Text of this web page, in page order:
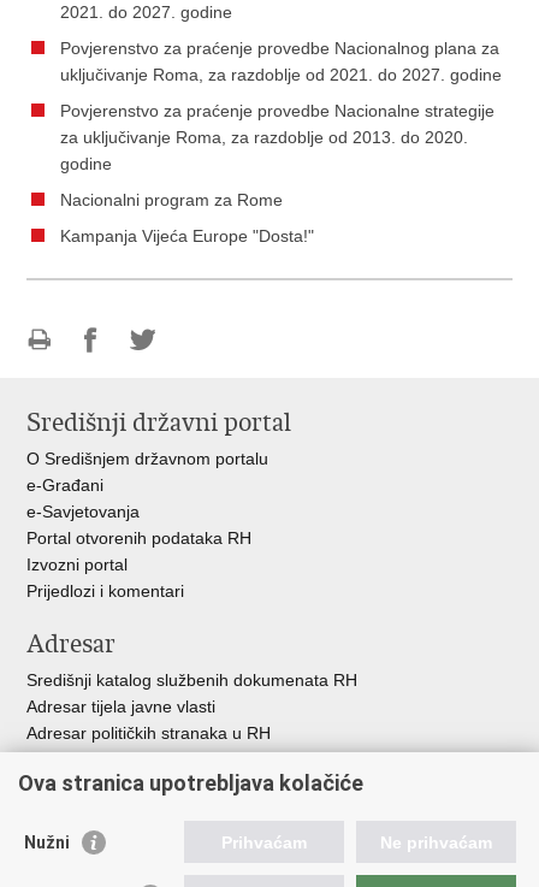
2021. do 2027. godine
Povjerenstvo za praćenje provedbe Nacionalnog plana za
uključivanje Roma, za razdoblje od 2021. do 2027. godine
Povjerenstvo za praćenje provedbe Nacionalne strategije
za uključivanje Roma, za razdoblje od 2013. do 2020.
godine
Nacionalni program za Rome
Kampanja Vijeća Europe "Dosta!"
FacebookuTwitteru
Središnji državni portal
O Središnjem državnom portalu
e-Građani
e-Savjetovanja
Portal otvorenih podataka RH
Izvozni portal
Prijedlozi i komentari
Adresar
Središnji katalog službenih dokumenata RH
Adresar tijela javne vlasti
Adresar političkih stranaka u RH
Besplatni telefoni javne uprave
Važne poveznice
Ova stranica upotrebljava kolačiće
Nužni Prihvaćam Ne prihvaćam